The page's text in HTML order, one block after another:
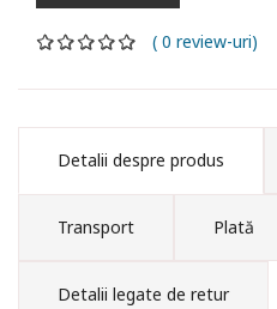
( 0 review-uri)
Detalii despre produs
Transport Plată
Detalii legate de retur